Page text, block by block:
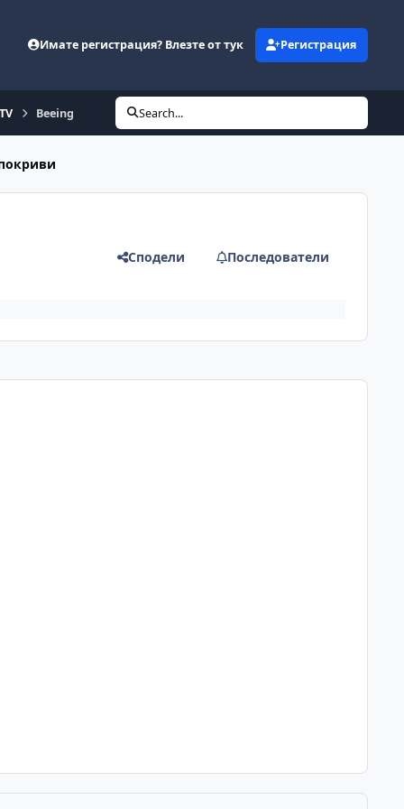
Имате регистрация? Влезте от тук Регистрация
Beeing Search...
Сподели Последователи